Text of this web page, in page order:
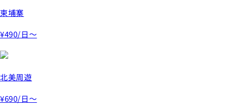
柬埔寨
¥490/日～
北美周遊
¥690/日～